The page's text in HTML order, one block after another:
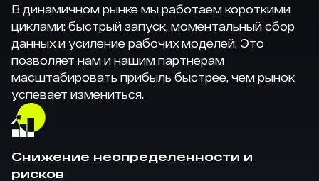
В динамичном рынке мы работаем короткими
циклами: быстрый запуск, моментальный сбор
данных и усиление рабочих моделей. Это
позволяет нам и нашим партнерам
масштабировать прибыль быстрее, чем рынок
успевает измениться.
Снижение неопределенности и
рисков